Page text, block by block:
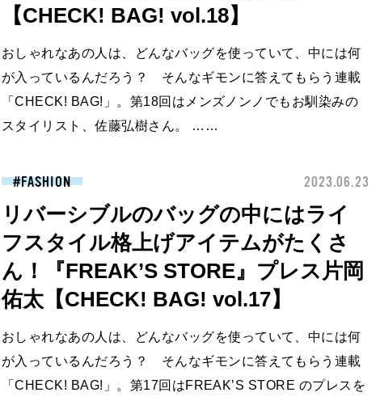
【CHECK! BAG! vol.18】
おしゃれなあの人は、どんなバッグを使っていて、中には何
が入っているんだろう？ そんなギモンに答えてもらう連載
「CHECK! BAG!」。第18回はメンズノンノでもお馴染みの
スタイリスト、佐藤弘樹さん。 ……
FASHION 2023.06.23
リバーシブルのバッグの中にはライ
フスタイル格上げアイテムがたくさ
ん！『FREAK’S STORE』プレス片岡
佑太【CHECK! BAG! vol.17】
おしゃれなあの人は、どんなバッグを使っていて、中には何
が入っているんだろう？ そんなギモンに答えてもらう連載
「CHECK! BAG!」。第17回はFREAK’S STORE のプレスを